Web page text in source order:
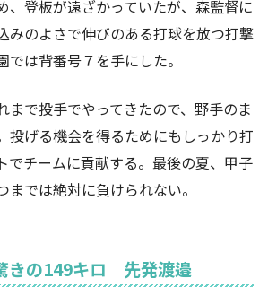
、登板が遠ざかっていたが、森監督に
みのよさで伸びのある打球を放つ打撃
では背番号７を手にした。
まで投手でやってきたので、野手のま
投げる機会を得るためにもしっかり打
でチームに貢献する。最後の夏、甲子
までは絶対に負けられない。
きの149キロ 先発渡邉